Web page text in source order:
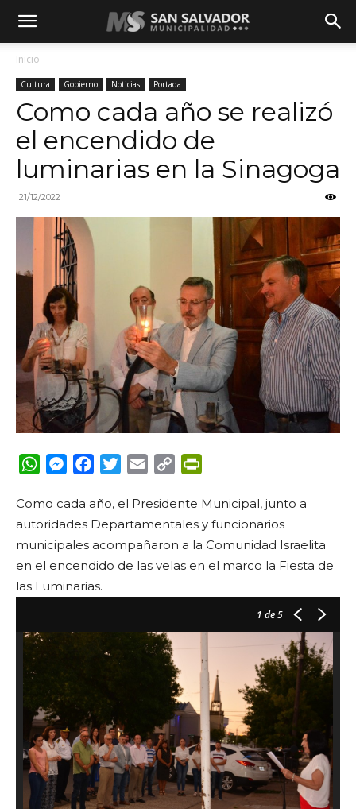
Inicio
Cultura Gobierno Noticias Portada
Como cada año se realizó
el encendido de
luminarias en la Sinagoga
21/12/2022
WhatsApp
Messenger
FacebookTwitterEmail Copy
Como cada año, el Presidente Municipal, junto a
autoridades Departamentales y funcionarios
municipales acompañaron a la Comunidad Israelita
en el encendido de las velas en el marco la Fiesta de
las Luminarias.
1 de 5